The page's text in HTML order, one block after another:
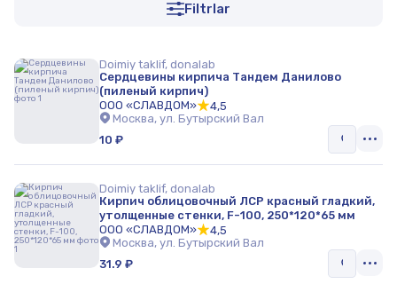
Filtrlar
Doimiy taklif, donalab
Сердцевины кирпича Тандем Данилово
(пиленый кирпич)
ООО «СЛАВДОМ»
4,5
Москва, ул. Бутырский Вал
10 ₽
Doimiy taklif, donalab
Кирпич облицовочный ЛСР красный гладкий,
утолщенные стенки, F-100, 250*120*65 мм
ООО «СЛАВДОМ»
4,5
Москва, ул. Бутырский Вал
31.9 ₽